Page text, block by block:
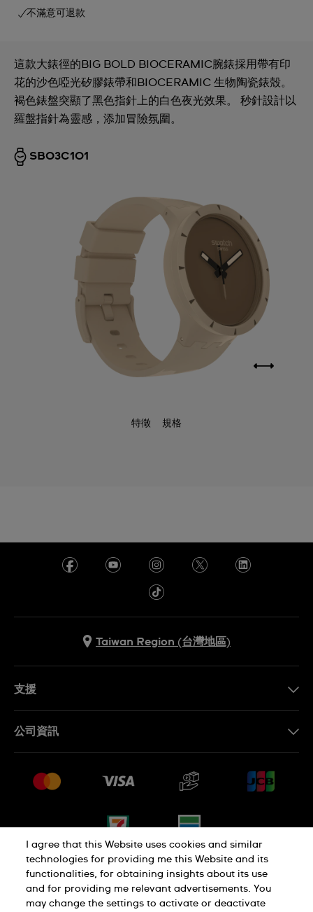
不滿意可退款
這款大錶徑的BIG BOLD BIOCERAMIC腕錶採用帶有印
花的沙色啞光矽膠錶帶和BIOCERAMIC 生物陶瓷錶殼。
褐色錶盤突顯了黑色指針上的白色夜光效果。 秒針設計以
羅盤指針為靈感，添加冒險氛圍。
SB03C101
特徵 規格
Taiwan Region (台灣地區)
支援
銷售條款
公司資訊
工作機會
隱私權政策 Cookie Notice
I agree that this Website uses cookies and similar
technologies for providing me this Website and its
functionalities, for obtaining insights about its use
and for providing me relevant advertisements. You
may change the settings to activate or deactivate